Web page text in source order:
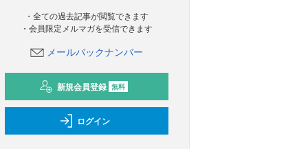
・全ての過去記事が閲覧できます
・会員限定メルマガを受信できます
メールバックナンバー
新規会員登録 無料
ログイン